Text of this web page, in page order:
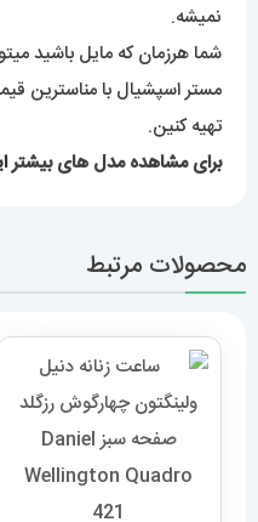
نمیشه.
شما هرزمان که مایل باشید
مستر اسپشیال با مناسترین
تهیه کنین.
برای مشاهده مدل های بیشتر
محصولات مرتبط